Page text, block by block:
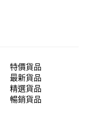
特價貨品
最新貨品
精選貨品
暢銷貨品